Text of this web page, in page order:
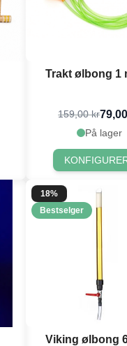
Trakt ølbong 1
159,00 kr
På lager
18%
Bestselger
Viking ølbong